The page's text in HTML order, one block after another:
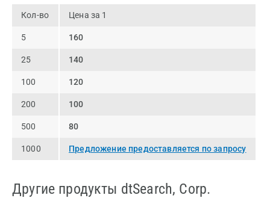
Кол-во Цена за 1
5 160
25 140
100 120
200 100
500 80
1000 Предложение предоставляется по запросу
Другие продукты dtSearch, Corp.